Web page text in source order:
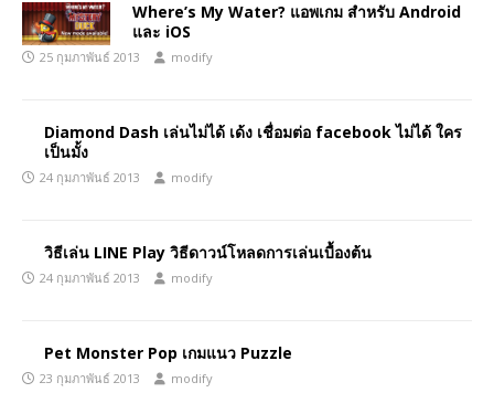
Where’s My Water? แอพเกม สำหรับ Android
และ iOS
25 กุมภาพันธ์ 2013 modify
Diamond Dash เล่นไม่ได้ เด้ง เชื่อมต่อ facebook ไม่ได้ ใคร
เป็นมั้ง
24 กุมภาพันธ์ 2013 modify
วิธีเล่น LINE Play วิธีดาวน์โหลดการเล่นเบื้องต้น
24 กุมภาพันธ์ 2013 modify
Pet Monster Pop เกมแนว Puzzle
23 กุมภาพันธ์ 2013 modify